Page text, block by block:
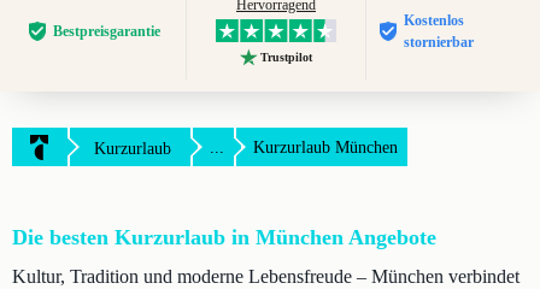
Bestpreis­garantie
Hervorragend
Trustpilot
Kostenlos
stornierbar
Kurzurlaub ... Kurzurlaub München
Die besten Kurzurlaub in München Angebote
Kultur, Tradition und moderne Lebensfreude – München verbindet